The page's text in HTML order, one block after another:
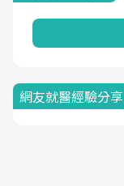
網友就醫經驗分享